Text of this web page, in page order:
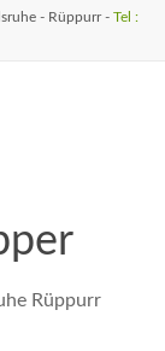
- Rüppurr - Tel :
Rüppurr